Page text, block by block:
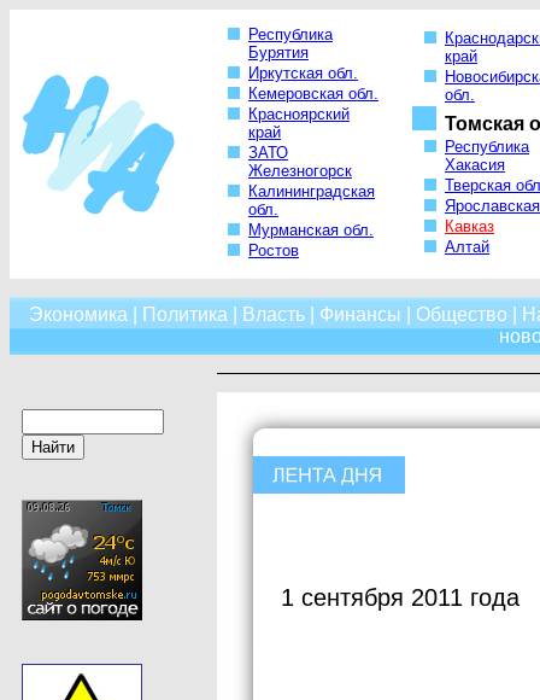
Республика
Бурятия
Иркутская обл.
Кемеровская обл.
Красноярский
край
ЗАТО
Железногорск
Калининградская
обл.
Мурманская обл.
Ростов
край
обл.
Томская
Республика
Хакасия
Тверская
Кавказ
Алтай
Экономика Политика Власть| Финансы Общество
1 сентября 2011 года